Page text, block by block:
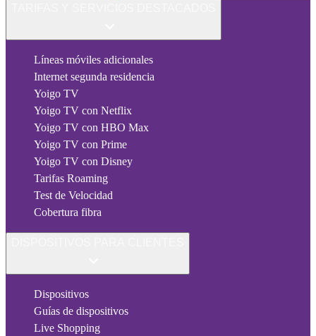
Líneas móviles adicionales
Internet segunda residencia
Yoigo TV
Yoigo TV con Netflix
Yoigo TV con HBO Max
Yoigo TV con Prime
Yoigo TV con Disney
Tarifas Roaming
Test de Velocidad
Cobertura fibra
Dispositivos
Guías de dispositivos
Live Shopping